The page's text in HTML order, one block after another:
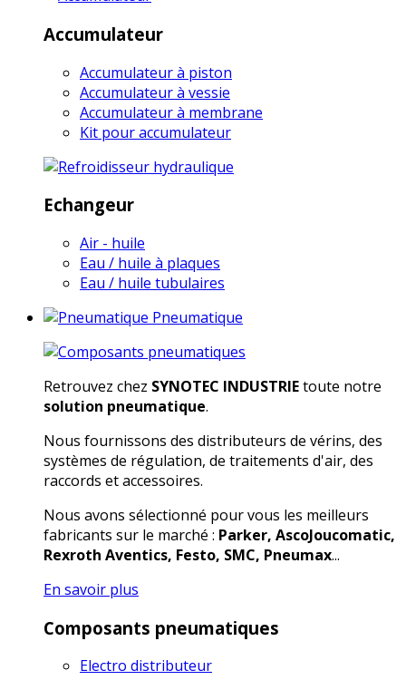
Accumulateur
Accumulateur à piston
Accumulateur à vessie
Accumulateur à membrane
Kit pour accumulateur
Echangeur
Air - huile
Eau / huile à plaques
Eau / huile tubulaires
Pneumatique
Retrouvez chez SYNOTEC INDUSTRIEtoute notre
solution pneumatique.
Nous fournissons des distributeurs de vérins, des
systèmes de régulation, de traitements d'air, des
raccords et accessoires.
Nous avons sélectionné pour vous les meilleurs
fabricants sur le marché : Parker, AscoJoucomatic,
Rexroth Aventics, Festo, SMC, Pneumax...
En savoir plus
Composants pneumatiques
Electro distributeur